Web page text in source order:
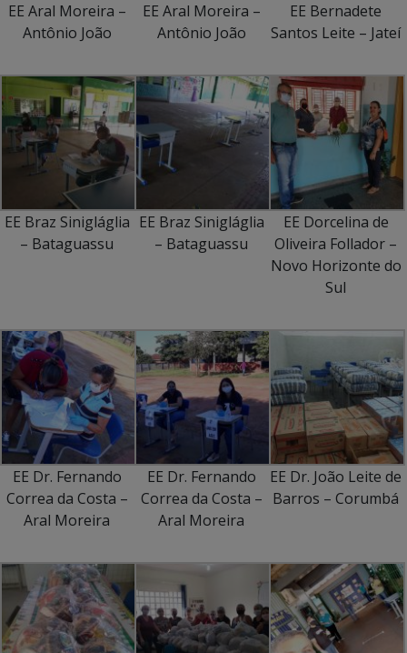
EE Aral Moreira –
Antônio João
EE Aral Moreira –
Antônio João
EE Bernadete
Santos Leite – Jateí
EE Braz Sinigláglia
– Bataguassu
EE Braz Sinigláglia
– Bataguassu
EE Dorcelina de
Oliveira Follador –
Novo Horizonte do
Sul
EE Dr. Fernando
Correa da Costa –
Aral Moreira
EE Dr. Fernando
Correa da Costa –
Aral Moreira
EE Dr. João Leite de
Barros – Corumbá